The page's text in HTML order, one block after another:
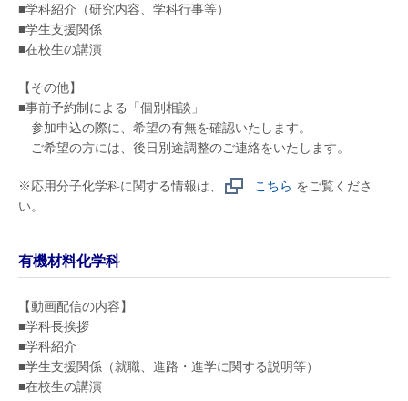
■学科紹介（研究内容、学科行事等）
■学生支援関係
■在校生の講演
【その他】
■事前予約制による「個別相談」
参加申込の際に、希望の有無を確認いたします。
ご希望の方には、後日別途調整のご連絡をいたします。
※応用分子化学科に関する情報は、 こちら をご覧くださ
い。
有機材料化学科
【動画配信の内容】
■学科長挨拶
■学科紹介
■学生支援関係（就職、進路・進学に関する説明等）
■在校生の講演